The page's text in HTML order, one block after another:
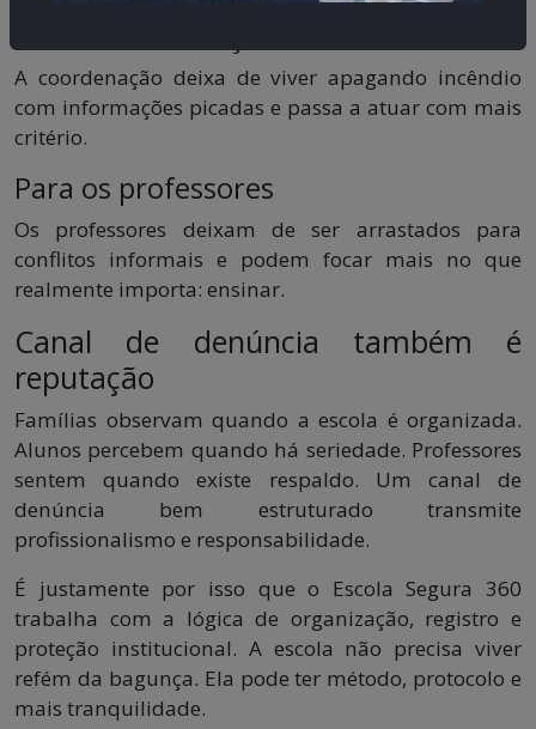
A coordenação deixa de viver apagando incêndio
com informações picadas e passa a atuar com mais
critério.
Para os professores
Os professores deixam de ser arrastados para
conflitos informais e podem focar mais no que
realmente importa: ensinar.
Canal de denúncia também é
reputação
Famílias observam quando a escola é organizada.
Alunos percebem quando há seriedade. Professores
sentem quando existe respaldo. Um canal de
denúncia bem estruturado transmite
profissionalismo e responsabilidade.
É justamente por isso que o Escola Segura 360
trabalha com a lógica de organização, registro e
proteção institucional. A escola não precisa viver
refém da bagunça. Ela pode ter método, protocolo e
mais tranquilidade.